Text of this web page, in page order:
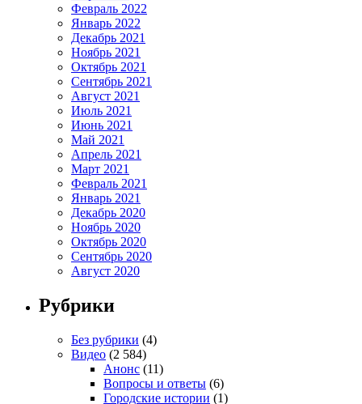
Февраль 2022
Январь 2022
Декабрь 2021
Ноябрь 2021
Октябрь 2021
Сентябрь 2021
Август 2021
Июль 2021
Июнь 2021
Май 2021
Апрель 2021
Март 2021
Февраль 2021
Январь 2021
Декабрь 2020
Ноябрь 2020
Октябрь 2020
Сентябрь 2020
Август 2020
Рубрики
Без рубрики (4)
Видео (2 584)
Анонс (11)
Вопросы и ответы (6)
Городские истории (1)